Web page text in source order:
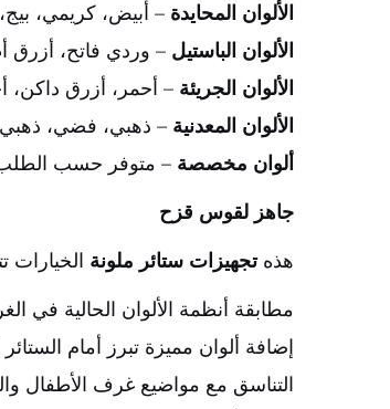
الألوان المحايدة – أبيض، كريمي،
الألوان الباستيل – وردي فاتح، أزرق
الألوان الجريئة – أحمر، أزرق داكن،
الألوان المعدنية – ذهبي، فضي،
ألوان مخصصة – متوفر حسب الطلب
جاهز لقوس قزح
هذهتجهيزات ستائر ملونة الخيارات
مطابقة أنظمة الألوان الحالية في
إضافة ألوان مميزة تبرز أمام الستائر
التناسق مع مواضيع غرف الأطفال